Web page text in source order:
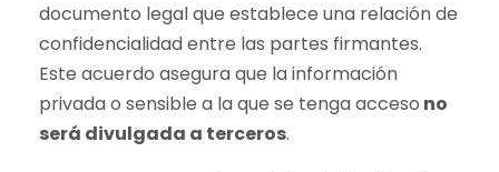
documento legal que establece una relación de
confidencialidad entre las partes firmantes.
Este acuerdo asegura que la información
privada o sensible a la que se tenga acceso no
será divulgada a terceros.